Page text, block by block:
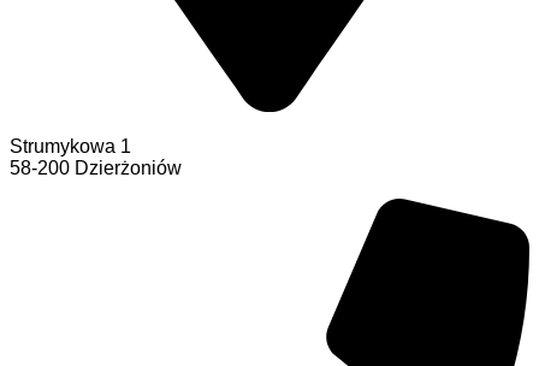
Strumykowa 1
58-200 Dzierżoniów